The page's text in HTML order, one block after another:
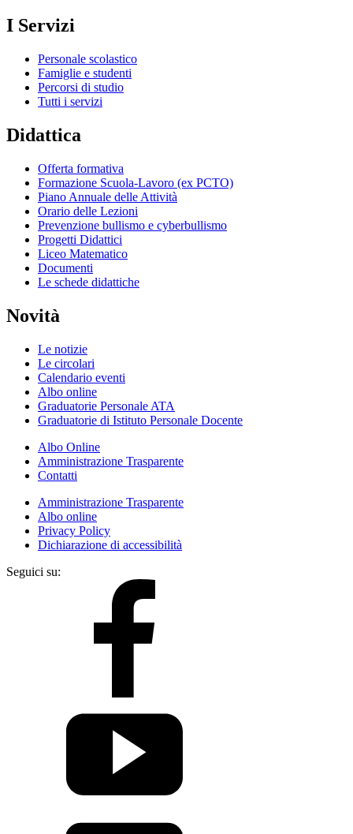
I Servizi
Personale scolastico
Famiglie e studenti
Percorsi di studio
Tutti i servizi
Didattica
Offerta formativa
Formazione Scuola-Lavoro (ex PCTO)
Piano Annuale delle Attività
Orario delle Lezioni
Prevenzione bullismo e cyberbullismo
Progetti Didattici
Liceo Matematico
Documenti
Le schede didattiche
Novità
Le notizie
Le circolari
Calendario eventi
Albo online
Graduatorie Personale ATA
Graduatorie di Istituto Personale Docente
Albo Online
Amministrazione Trasparente
Contatti
Amministrazione Trasparente
Albo online
Privacy Policy
Dichiarazione di accessibilità
Seguici su: